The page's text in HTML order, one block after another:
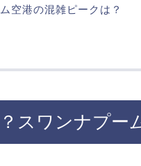
空港の混雑ピークは？
スワンナプー